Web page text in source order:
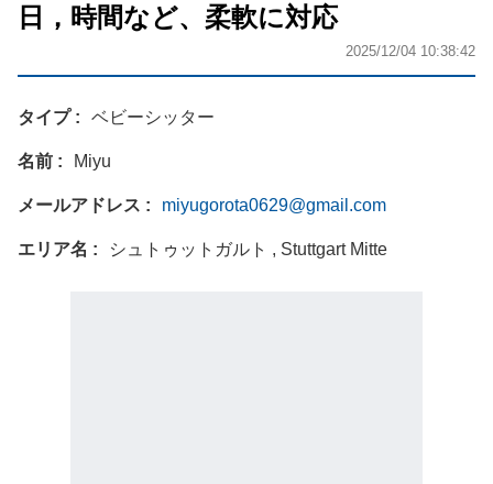
日，時間など、柔軟に対応
2025/12/04 10:38:42
タイプ ベビーシッター
名前 Miyu
メールアドレス miyugorota0629@gmail.com
エリア名 シュトゥットガルト , Stuttgart Mitte